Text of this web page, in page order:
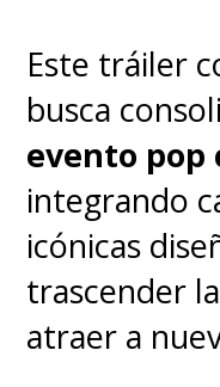
Este tráiler
busca
evento
integrando
icónicas
trascender
atraer a